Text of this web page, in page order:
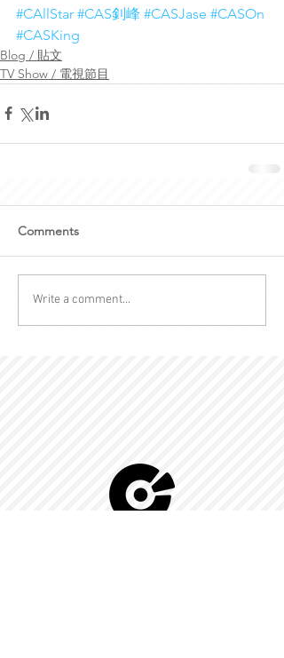
#CAllStar #CAS釗峰 #CASJase #CASOn
#CASKing
Blog / 貼文
TV Show / 電視節目
Comments
Write a comment...